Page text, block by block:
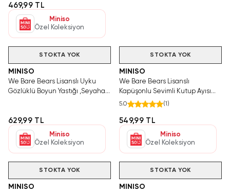
469,99 TL
Miniso
Özel Koleksiyon
STOKTA YOK
MINISO
We Bare Bears Lisanslı Uyku
Gözlüklü Boyun Yastığı ,Seyahat
629,99 TL
Miniso
Özel Koleksiyon
STOKTA YOK
MINISO
We Bare Bears Lisanslı
Kapüşonlu Sevimli Kutup Ayısı
Boyun Yastığı,Seyahat Yastığı
5.0 (1 )
549,99 TL
Miniso
Özel Koleksiyon
STOKTA YOK
MINISO
STOKTA YOK
MINISO